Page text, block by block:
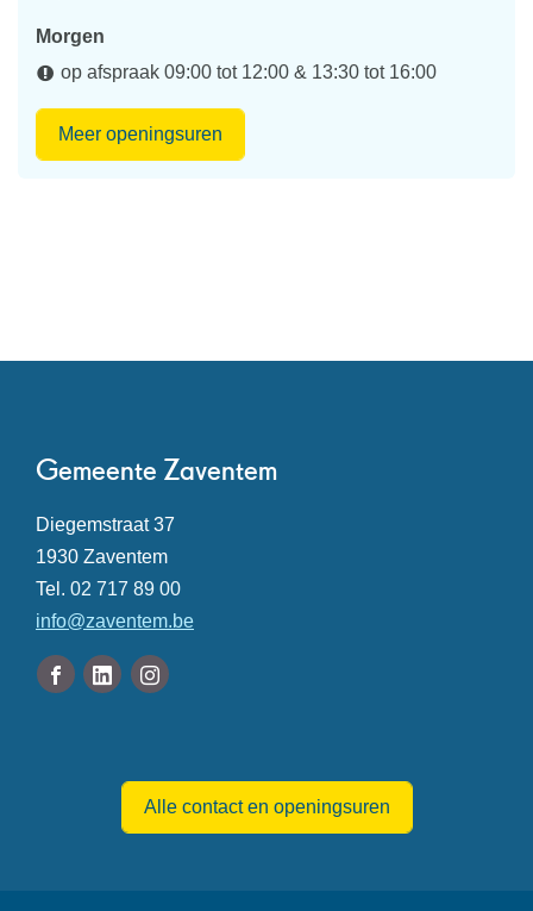
Morgen
op afspraak 09:00 tot 12:00 & 13:30 tot 16:00
Meer openingsuren
Contact
Gemeente Zaventem
Adres
Diegemstraat 37
,1930 Zaventem
Tel. 02 717 89 00
E-
mail
info@zaventem.be
VolgFacebook
LinkedinInstagram
Alle contact en openingsuren